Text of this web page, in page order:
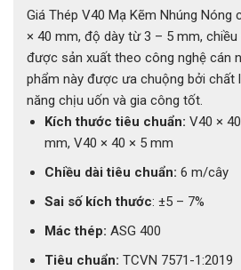
Giá Thép V40 Mạ Kẽm Nhúng Nóng
× 40 mm, độ dày từ 3 – 5 mm, chiều
được sản xuất theo công nghệ cán
phẩm này được ưa chuộng bởi chất
năng chịu uốn và gia công tốt.
Kích thước tiêu chuẩn: V40 ×
mm, V40 × 40 × 5 mm
Chiều dài tiêu chuẩn: 6 m/cây
Sai số kích thước: ±5 – 7%
Mác thép: ASG 400
Tiêu chuẩn: TCVN 7571-1:2019